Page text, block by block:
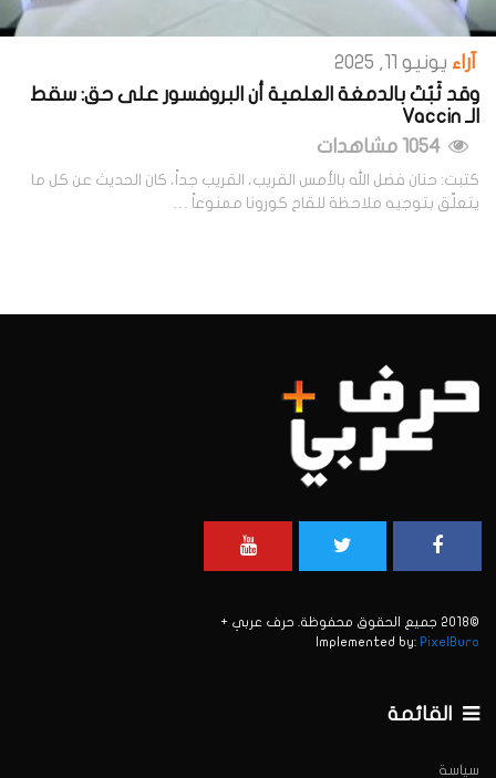
آراء يونيو 11, 2025
وقد ثَبُتَ بالدمغة العلمية أن البروفسور على حق: سقط
الـ Vaccin
كتبت: حنان فضل الله بالأمس القريب، القريب جداً، كان الحديث عن كل ما
يتعلّق بتوجيه ملاحظة للقاح كورونا ممنوعاً …
©2018 جميع الحقوق محفوظة. حرف عربي +
Implemented by: PixelBuro
القائمة
سياسة